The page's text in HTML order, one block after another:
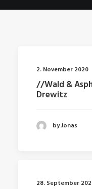
2. November 2020
//Wald &
Drewitz
by Jonas
28. September